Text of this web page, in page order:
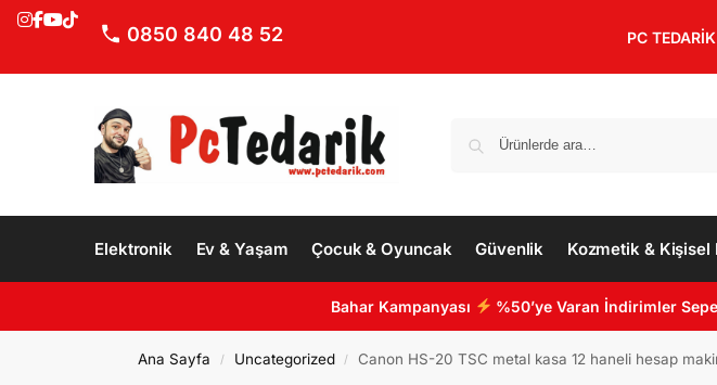
0850 840 48 52 PC
Elektronik Ev & Yaşam Çocuk & Oyuncak Güvenlik Kozmetik & Kişisel
Bahar Kampanyası %50’ye Varan İndirimler
Ana Sayfa / Uncategorized / Canon HS-20 TSC metal kasa 12 haneli hesap